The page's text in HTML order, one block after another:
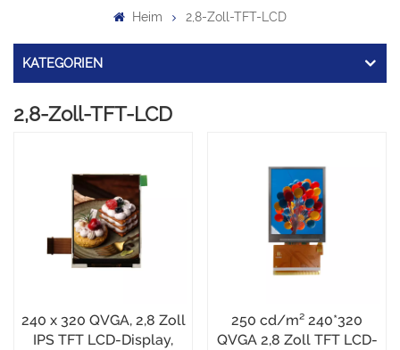
Heim 2,8-Zoll-TFT-LCD
KATEGORIEN
2,8-Zoll-TFT-LCD
240 x 320 QVGA, 2,8 Zoll
IPS TFT LCD-Display,
250 cd/m² 240*320
QVGA 2,8 Zoll TFT LCD-